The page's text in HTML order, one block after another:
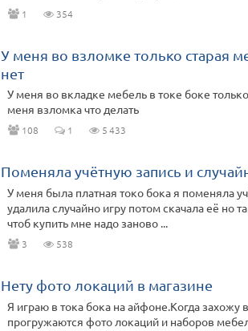
1 354
У меня во взломке только старая
нет
У меня во вкладке мебель в токе боке
меня взломка что делать
108 1 5 433
Поменяла учётную запись и
У меня была платная токо бока я поменяла
удалила случайно игру потом скачала её но
чтоб купить мне надо заново ...
3 538
Нету фото локаций в магазине
Я играю в тока бока на айфоне.Когда захожу
прогружаются фото локаций и наборов